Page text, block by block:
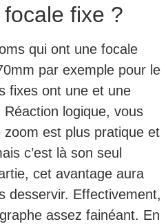
fixe ?
qui ont une focale
par exemple pour le
fixes ont une et une
logique, vous
est plus pratique et
c’est là son seul
cet avantage aura
desservir. Effectivement,
assez fainéant. En